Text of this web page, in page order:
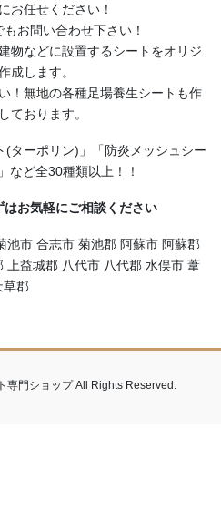
お任せください！
お問い合わせ下さい！
物などに設置するシートをオリジ
成します。
！無地の各種足場養生シートも作
ております。
ターポリン)」「防炎メッシュシー
など全30種類以上！！
お気軽にご相談ください
池市 合志市 菊池郡 阿蘇市 阿蘇郡
上益城郡 八代市 八代郡 水俣市 葦
草郡
門ショップ All Rights Reserved.